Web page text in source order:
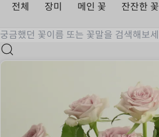
전체 장미 메인 꽃 잔잔한 꽃